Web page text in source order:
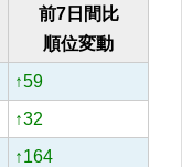
前7日間比
順位変動
↑59
↑32
↑164